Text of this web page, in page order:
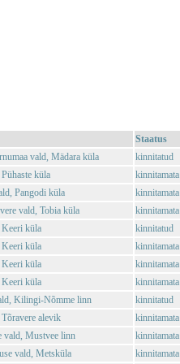
Staatus
vald, Mädara küla
kinnitatud
küla
kinnitamata
Pangodi küla
kinnitamata
vald, Tobia küla
kinnitamata
küla
kinnitatud
küla
kinnitamata
küla
kinnitamata
küla
kinnitamata
Kilingi-Nõmme linn
kinnitatud
alevik
kinnitamata
vald, Mustvee linn
kinnitamata
vald, Metsküla
kinnitamata